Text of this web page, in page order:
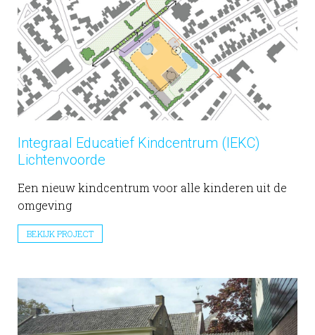
Integraal Educatief Kindcentrum (IEKC)
Lichtenvoorde
Een nieuw kindcentrum voor alle kinderen uit de
omgeving
BEKIJK PROJECT